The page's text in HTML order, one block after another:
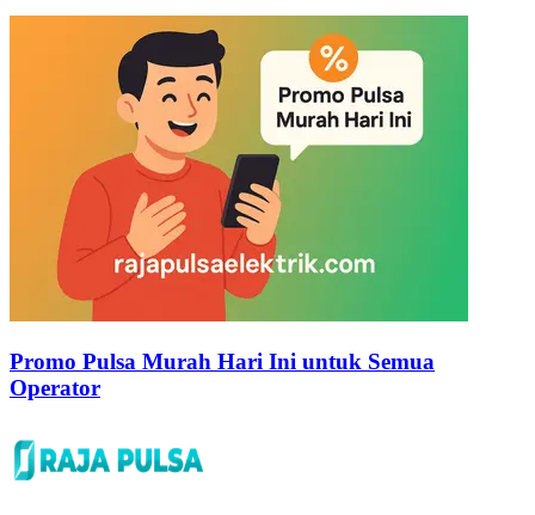
Promo Pulsa Murah Hari Ini untuk Semua
Operator